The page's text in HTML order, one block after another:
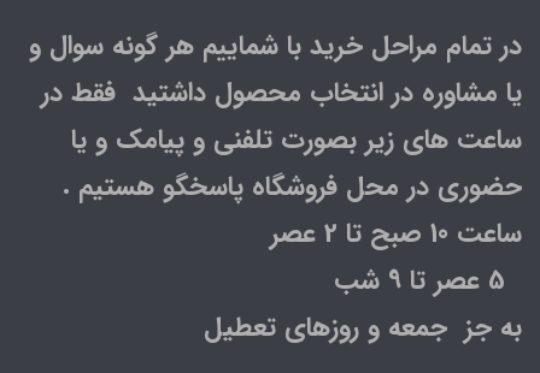
در تمام مراحل خرید با شماییم هر گونه سوال و
یا مشاوره در انتخاب محصول داشتید فقط در
ساعت های زیر بصورت تلفنی و پیامک و یا
حضوری در محل فروشگاه پاسخگو هستیم .
ساعت 10 صبح تا 2 عصر
به جز جمعه و روزهای تعطیل